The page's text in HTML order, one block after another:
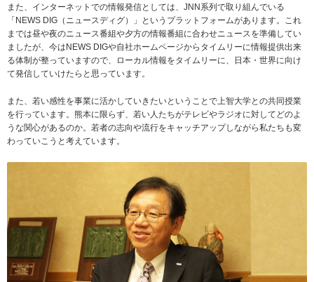
また、インターネットでの情報発信としては、JNN系列で取り組んでいる
「NEWS DIG（ニュースディグ）」というプラットフォームがあります。これ
までは昼や夜のニュース番組や夕方の情報番組に合わせニュースを準備してい
ましたが、今はNEWS DIGや自社ホームページからタイムリーに情報提供出来
る体制が整っていますので、ローカル情報をタイムリーに、日本・世界に向け
て発信していけたらと思っています。
また、若い感性を事業に活かしていきたいということで上智大学との共同授業
を行っています。熊本に限らず、若い人たちがテレビやラジオに対してどのよ
うな関心があるのか。若者の志向や流行をキャッチアップしながら私たちも変
わっていこうと考えています。